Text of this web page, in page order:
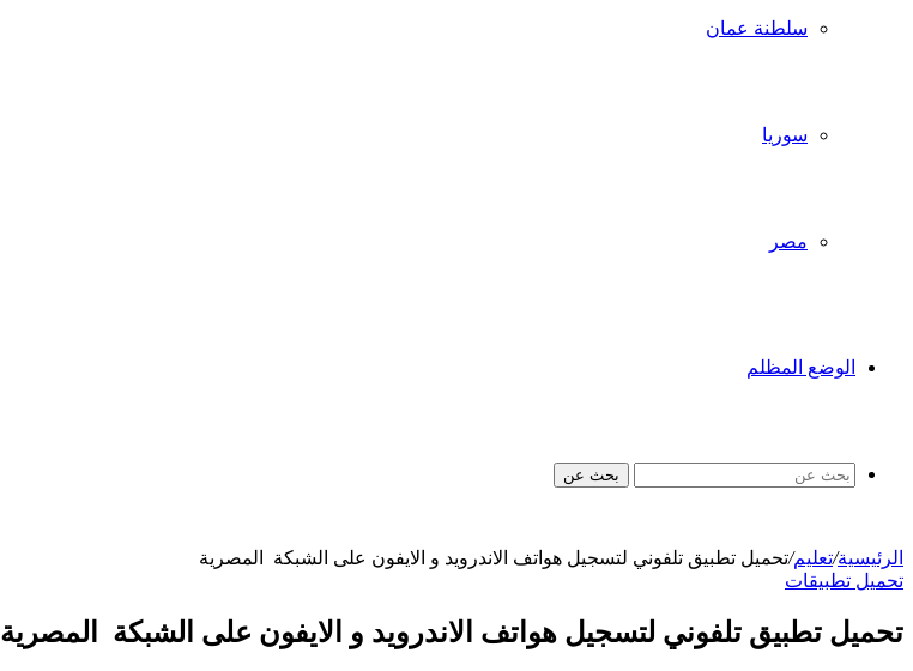
سلطنة عمان
سوريا
مصر
الوضع المظلم
بحث عن
الرئيسية/تعليم/تحميل تطبيق تلفوني لتسجيل هواتف الاندرويد و الايفون على الشبكة المصرية
تحميل تطبيقات
تحميل تطبيق تلفوني لتسجيل هواتف الاندرويد و الايفون على الشبكة المصرية